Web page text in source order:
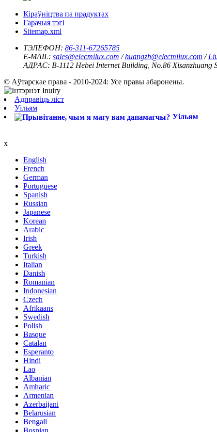
Кіраўніцтва па прадуктах
Гарачыя тэгі
Sitemap.xml
ТЭЛЕФОН: 86-311-67265785
E-MAIL: sales@elecmilux.com /huangzh@elecmilux.com /
АДРАС: B-1112 Hebei Internet Building, No.86 Xisanzhuang
© Аўтарскае права - 2010-2024: Усе правы абаронены.
Адправіць ліст
Уільям
Уільям
x
English
French
German
Portuguese
Spanish
Russian
Japanese
Korean
Arabic
Irish
Greek
Turkish
Italian
Danish
Romanian
Indonesian
Czech
Afrikaans
Swedish
Polish
Basque
Catalan
Esperanto
Hindi
Lao
Albanian
Amharic
Armenian
Azerbaijani
Belarusian
Bengali